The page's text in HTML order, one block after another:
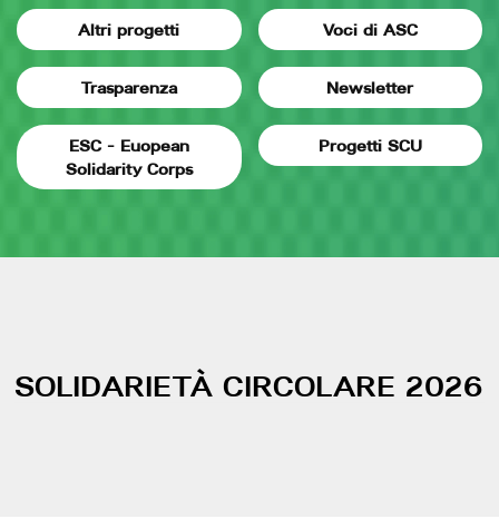
Altri progetti Voci di ASC
Trasparenza Newsletter
ESC - Euopean
Solidarity Corps
Progetti SCU
SOLIDARIETÀ CIRCOLARE 2026